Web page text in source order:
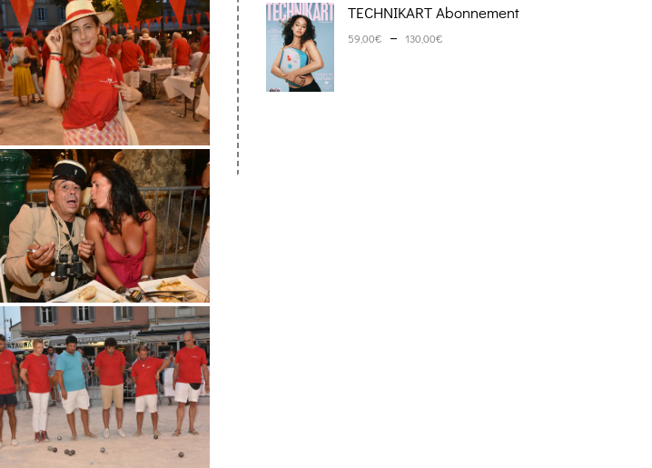
TECHNIKART Abonnement
59,00€ – 130,00€